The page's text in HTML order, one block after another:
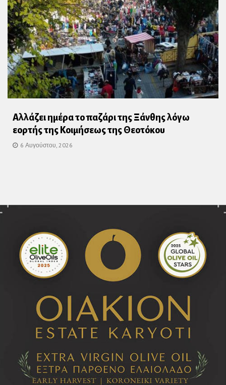
Αλλάζει ημέρα το παζάρι της Ξάνθης λόγω
εορτής της Κοιμήσεως της Θεοτόκου
6 Αυγούστου, 2026